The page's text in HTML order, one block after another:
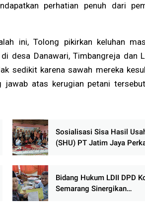
perhatian penuh dari
ini, Tolong pikirkan keluhan
desa Danawari, Timbangreja dan
sedikit karena sawah mereka
atas kerugian petani
Sosialisasi Sisa Hasil
(SHU) PT Jatim Jaya
Bidang Hukum LDII DPD
Semarang Sinergikan